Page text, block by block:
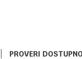
PROVERI